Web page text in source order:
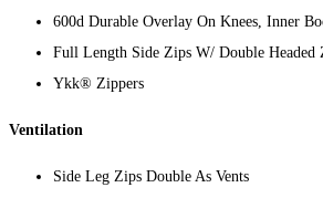
600d Durable Overlay On Knees, Inner
Full Length Side Zips W/ Double Headed
Ykk® Zippers
Ventilation
Side Leg Zips Double As Vents